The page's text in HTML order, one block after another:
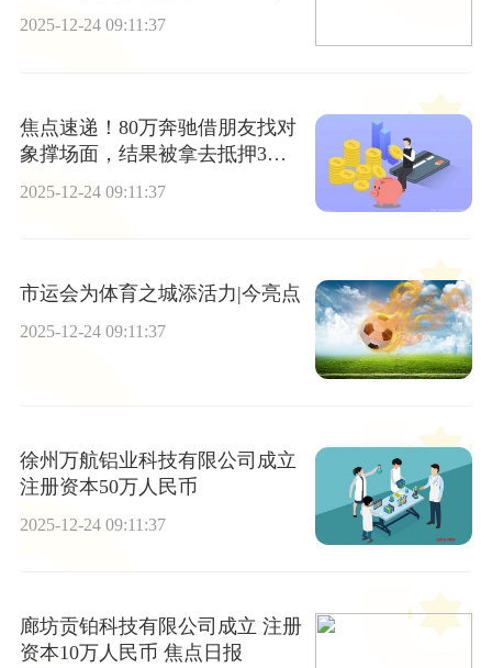
日焦点
2025-12-24 09:11:37
焦点速递！80万奔驰借朋友找对
象撑场面，结果被拿去抵押3万
2025-12-24 09:11:37
市运会为体育之城添活力|今亮点
2025-12-24 09:11:37
徐州万航铝业科技有限公司成立
注册资本50万人民币
2025-12-24 09:11:37
廊坊贡铂科技有限公司成立 注册
资本10万人民币 焦点日报